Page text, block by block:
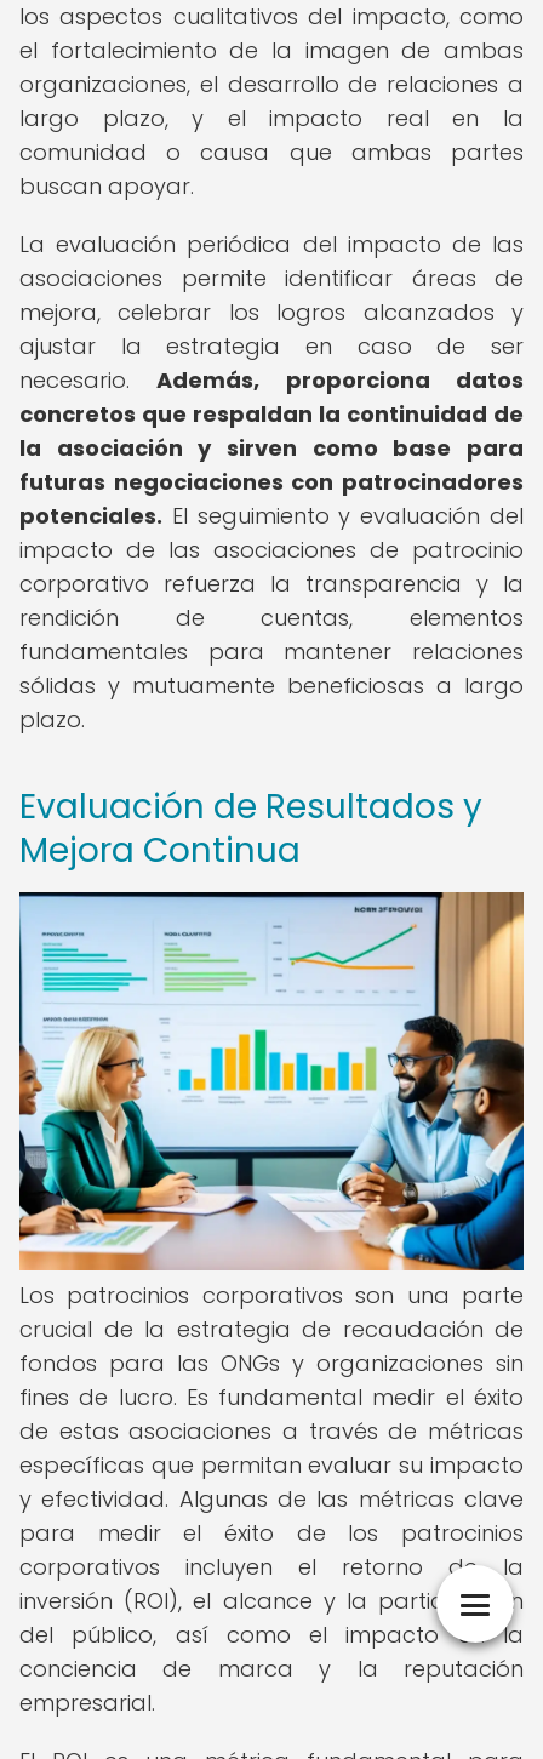
los aspectos cualitativos del impacto, como
el fortalecimiento de la imagen de ambas
organizaciones, el desarrollo de relaciones a
largo plazo, y el impacto real en la
comunidad o causa que ambas partes
buscan apoyar.
La evaluación periódica del impacto de las
asociaciones permite identificar áreas de
mejora, celebrar los logros alcanzados y
ajustar la estrategia en caso de ser
necesario.Además, proporciona datos
concretos que respaldan la continuidad de
la asociación y sirven como base para
futuras negociaciones con patrocinadores
potenciales. El seguimiento y evaluación del
impacto de las asociaciones de patrocinio
corporativo refuerza la transparencia y la
rendición de cuentas, elementos
fundamentales para mantener relaciones
sólidas y mutuamente beneficiosas a largo
plazo.
Evaluación de Resultados y
Mejora Continua
Los patrocinios corporativos son una parte
crucial de la estrategia de recaudación de
fondos para las ONGs y organizaciones sin
fines de lucro. Es fundamental medir el éxito
de estas asociaciones a través de métricas
específicas que permitan evaluar su impacto
y efectividad. Algunas de las métricas clave
para medir el éxito de los patrocinios
corporativos incluyen el retorno de la
inversión (ROI), el alcance y la participación
del público, así como el impacto en la
conciencia de marca y la reputación
empresarial.